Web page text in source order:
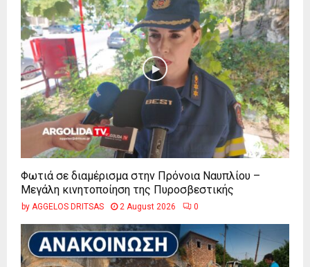
Φωτιά σε διαμέρισμα στην Πρόνοια Ναυπλίου –
Μεγάλη κινητοποίηση της Πυροσβεστικής
by AGGELOS DRITSAS 2 August 2026 0